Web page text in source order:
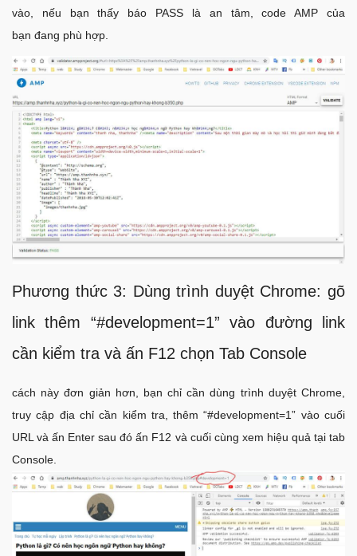
vào, nếu bạn thấy báo PASS là an tâm, code AMP của
bạn đang phù hợp.
Phương thức 3: Dùng trình duyệt Chrome: gõ
link thêm “#development=1” vào đường link
cần kiểm tra và ấn F12 chọn Tab Console
cách này đơn giản hơn, bạn chỉ cần dùng trình duyệt Chrome,
truy cập địa chỉ cần kiểm tra, thêm “#development=1” vào cuối
URL và ấn Enter sau đó ấn F12 và cuối cùng xem hiệu quả tại tab
Console.